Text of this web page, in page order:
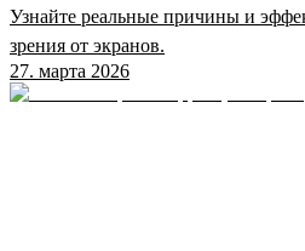
Узнайте реальные причины и
зрения от экранов.
27. марта 2026